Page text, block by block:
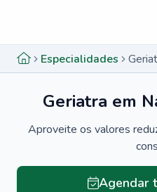
Especialidades
Geriatra em
Aproveite os valores
Agendar